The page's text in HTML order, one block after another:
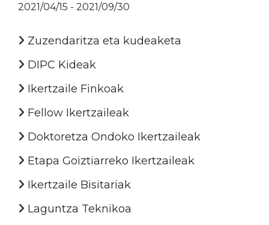
2021/04/15 - 2021/09/30
Zuzendaritza eta kudeaketa
DIPC Kideak
Ikertzaile Finkoak
Fellow Ikertzaileak
Doktoretza Ondoko Ikertzaileak
Etapa Goiztiarreko Ikertzaileak
Ikertzaile Bisitariak
Laguntza Teknikoa